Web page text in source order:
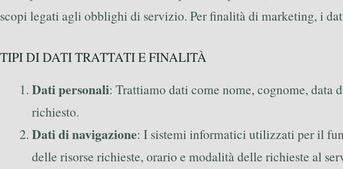
scopi legati agli obblighi di servizio. Per finalità di marketing, i
TIPI DI DATI TRATTATI E FINALITÀ
Dati personali: Trattiamo dati come nome, cognome,
richiesto.
Dati di navigazione: I sistemi informatici utilizzati per il
delle risorse richieste, orario e modalità delle richieste al